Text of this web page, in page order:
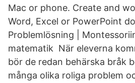
Mac or phone. Create and
Word, Excel or PowerPoint
Problemlösning |
matematik När eleverna
bör de redan behärska bråk
många olika roliga problem